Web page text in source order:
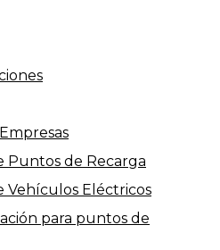
Puntos de Recarga
Vehículos Eléctricos
para puntos de